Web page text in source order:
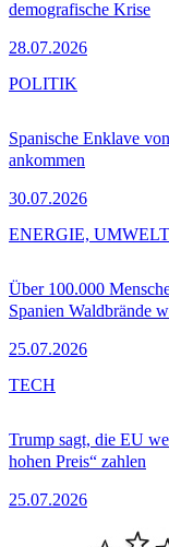
demografische Krise
28.07.2026
Spanische Enklave
ankommen
30.07.2026
POLITIK
Über 100.000
Spanien Waldbrände
25.07.2026
ENERGIE,
Trump sagt, die EU
hohen Preis“ zahlen
25.07.2026
TECH